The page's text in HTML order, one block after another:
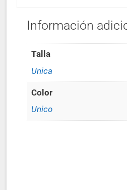
Información
Talla
Unica
Color
Unico